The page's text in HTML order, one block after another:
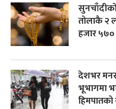
तोलाकै २
हजार ५७०
देशभर
भूभागमा